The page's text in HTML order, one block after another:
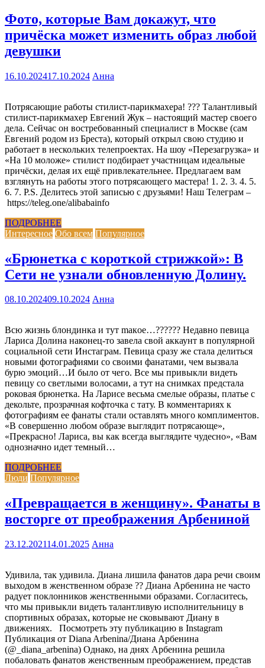
Фото, которые Вам докажут, что
причёска может изменить образ любой
девушки
16.10.202417.10.2024 Анна
Потрясающие работы стилист-парикмахера! ??? Талантливый
стилист-парикмахер Евгений Жук – настоящий мастер своего
дела. Сейчас он востребованный специалист в Москве (сам
Евгений родом из Бреста), который открыл свою студию и
работает в нескольких телепроектах. На шоу «Перезагрузка» и
«На 10 моложе» стилист подбирает участницам идеальные
причёски, делая их ещё привлекательнее. Предлагаем вам
взглянуть на работы этого потрясающего мастера! 1. 2. 3. 4. 5.
6. 7. P.S. Делитесь этой записью с друзьями! Наш Телеграм –
https://teleg.one/alibabainfo
ПОДРОБНЕЕ
Интересное Обо всем Популярное
«Брюнетка с короткой стрижкой»: В
Сети не узнали обновленную Долину.
08.10.202409.10.2024 Анна
Всю жизнь блондинка и тут maкoe…?????? Недавно певица
Лариса Долина наконец-то завела свой аккаунт в популярной
социальной сети Инстаграм. Певица сразу же стала делиться
новыми фотографиями со своими фанатами, чем вызвала
бурю эмоций…И было от чего. Все мы привыкли видеть
певицу со светлыми волосами, а тут на снимках предстала
роковая брюнетка. На Ларисе весьма смелые образы, платье с
декольте, прозрачная кофточка с тату. В комментариях к
фотографиям ее фанаты стали оставлять много комплиментов.
«В совершенно любом образе выглядит потрясающе»,
«Прекрасно! Лариса, вы как всегда выглядите чудесно», «Вам
однозначно идет темный…
ПОДРОБНЕЕ
Люди Популярное
«Превращается в женщину». Фанаты в
восторге от преображения Арбениной
23.12.202114.01.2025 Анна
Удивила, так удивила. Диана лишила фанатов дара речи своим
выходом в женственном образе ?? Диана Арбенина не часто
радует поклонников женственными образами. Согласитесь,
что мы привыкли видеть талантливую исполнительницу в
спортивных образах, которые не сковывают Диану в
движениях. Посмотреть эту публикацию в Instagram
Публикация от Diana Arbenina/Диана Арбенина
(@_diana_arbenina) Однако, на днях Арбенина решила
побаловать фанатов женственным преображением, представ